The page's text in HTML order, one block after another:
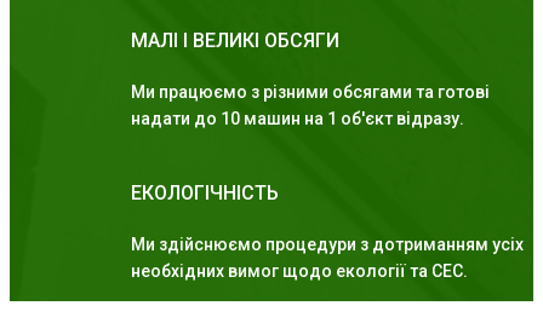
МАЛІ І ВЕЛИКІ ОБСЯГИ
Ми працюємо з різними обсягами та готові
надати до 10 машин на 1 об'єкт відразу.
ЕКОЛОГІЧНІСТЬ
Ми здійснюємо процедури з дотриманням усіх
необхідних вимог щодо екології та СЕС.